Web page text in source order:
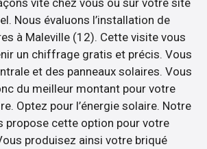
Nous évaluons l’installation de
à Maleville (12). Cette visite vous
un chiffrage gratis et précis. Vous
et des panneaux solaires. Vous
du meilleur montant pour votre
Optez pour l’énergie solaire. Notre
propose cette option pour votre
produisez ainsi votre briqué